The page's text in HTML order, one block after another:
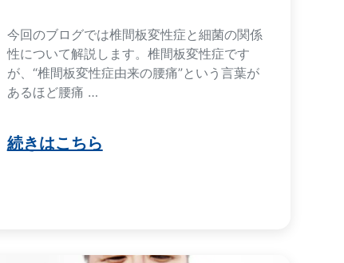
今回のブログでは椎間板変性症と細菌の関係
性について解説します。椎間板変性症です
が、“椎間板変性症由来の腰痛”という言葉が
あるほど腰痛 …
続きはこちら